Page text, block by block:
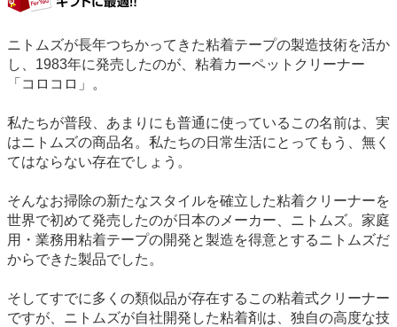
ニトムズが長年つちかってきた粘着テープの製造技術を活か
し、1983年に発売したのが、粘着カーペットクリーナー
「コロコロ」。
私たちが普段、あまりにも普通に使っているこの名前は、実
はニトムズの商品名。私たちの日常生活にとってもう、無く
てはならない存在でしょう。
そんなお掃除の新たなスタイルを確立した粘着クリーナーを
世界で初めて発売したのが日本のメーカー、ニトムズ。家庭
用・業務用粘着テープの開発と製造を得意とするニトムズだ
からできた製品でした。
そしてすでに多くの類似品が存在するこの粘着式クリーナー
ですが、ニトムズが自社開発した粘着剤は、独自の高度な技